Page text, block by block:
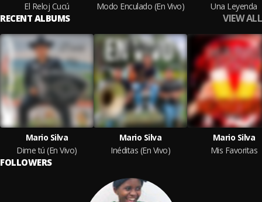
El Reloj Cucú
Modo Enculado (En Vivo)
Una Leyenda
RECENT ALBUMS VIEW ALL
Mario Silva
Dime tú (En Vivo)
Mario Silva
Inéditas (En Vivo)
Mario Silva
Mis Favoritas
FOLLOWERS